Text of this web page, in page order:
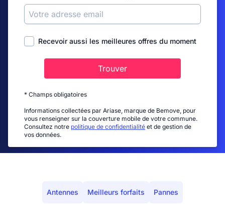
Recevoir aussi les meilleures offres du moment
Trouver
* Champs obligatoires
Informations collectées par Ariase, marque de Bemove, pour
vous renseigner sur la couverture mobile de votre commune.
Consultez notre politique de confidentialité et de gestion de
vos données.
Antennes Meilleurs forfaits Pannes